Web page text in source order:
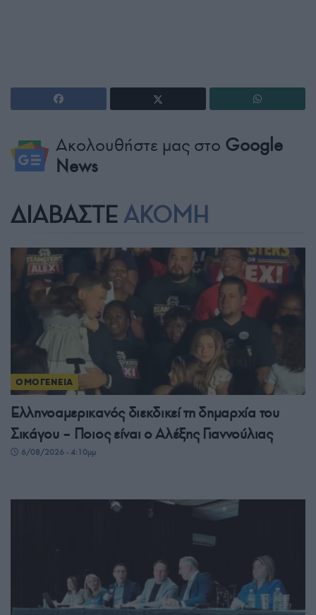
Ακολουθήστε μας στο Google
News
ΔΙΑΒΑΣΤΕ ΑΚΟΜΗ
ΟΜΟΓΕΝΕΙΑ
Ελληνοαμερικανός διεκδικεί τη δημαρχία του
Σικάγου – Ποιος είναι ο Αλέξης Γιαννούλιας
6/08/2026 - 4:10μμ